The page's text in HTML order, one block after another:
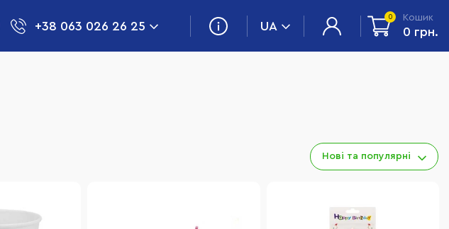
+38 063 026 26 25 UA
0 Кошик
0 грн.
Нові та популярні